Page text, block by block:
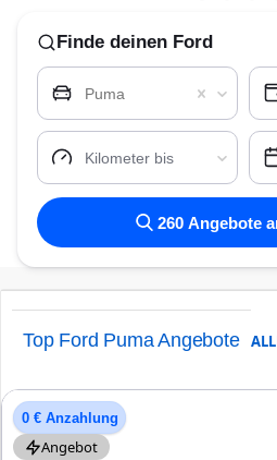
Finde deinen Ford
Puma
Kilometer bis
260 Angebote
Top Ford Puma Angebote
0 € Anzahlung
Angebot